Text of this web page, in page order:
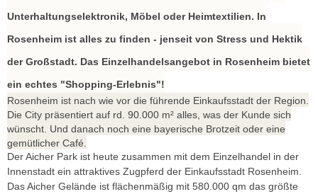
Unterhaltungselektronik, Möbel oder Heimtextilien. In
Rosenheim ist alles zu finden - jenseit von Stress und Hektik
der Großstadt. Das Einzelhandelsangebot in Rosenheim bietet
ein echtes "Shopping-Erlebnis"!
Rosenheim ist nach wie vor die führende Einkaufsstadt der Region.
Die City präsentiert auf rd. 90.000 m² alles, was der Kunde sich
wünscht. Und danach noch eine bayerische Brotzeit oder eine
gemütlicher Café.
Der Aicher Park ist heute zusammen mit dem Einzelhandel in der
Innenstadt ein attraktives Zugpferd der Einkaufsstadt Rosenheim.
Das Aicher Gelände ist flächenmäßig mit 580.000 qm das größte